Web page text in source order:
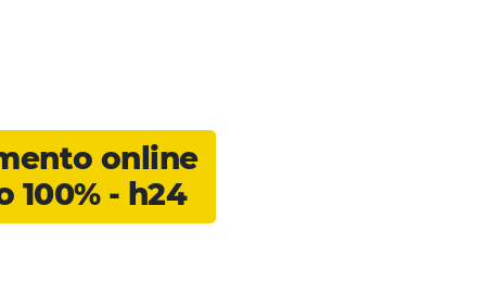
online
100% - h24